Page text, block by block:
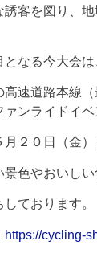
客を図り、
となる今大会
高速道路本線
ンライドイベ
２０日（金
景色やおいし
ております。
https://cycling-